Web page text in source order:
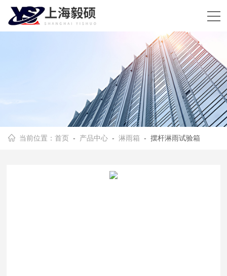
当前位置：首页 - 产品中心 -淋雨箱 - 摆杆淋雨试验箱